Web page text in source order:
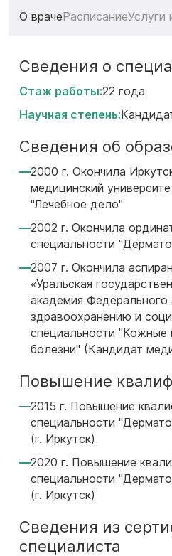
О врачеРасписаниеУслуги
Сведения о
Стаж работы:22 года
Научная степень:
Сведения об
2000 г. Окончила
медицинский
"Лечебное дело"
2002 г. Окончила
специальности
2007 г. Окончила
«Уральская
академия Федерального
здравоохранению и
специальности "Кожные
болезни" (Кандидат
Повышение
2015 г. Повышение
специальности
(г. Иркутск)
2020 г. Повышение
специальности
(г. Иркутск)
Сведения из
специалиста